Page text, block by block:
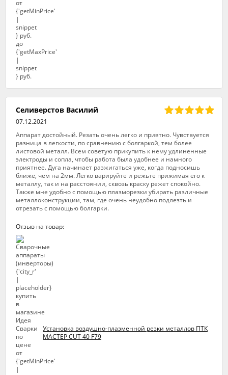
Селиверстов Василий
07.12.2021
Аппарат достойный. Резать очень легко и приятно. Чувствуется
разница в легкости, по сравнению с болгаркой, тем более
листовой металл. Всем советую прикупить к нему удлиненные
электроды и сопла, чтобы работа была удобнее и намного
приятнее. Дуга начинает разжигаться уже, когда подносишь
ближе, чем на 2мм. Легко варируйте и режьте прижимая его к
металлу, так и на расстоянии, сквозь краску режет спокойно.
Также мне удобно с помощью плазморезки убирать различные
металлоконструкции, там, где очень неудобно подлезть и
отрезать с помощью болгарки.
Отзыв на товар:
Установка воздушно-плазменной резки металлов ПТК
МАСТЕР CUT 40 F79